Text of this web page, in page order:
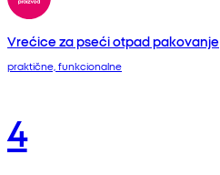
Vrećice za pseći otpad pakovanje
praktične, funkcionalne
4